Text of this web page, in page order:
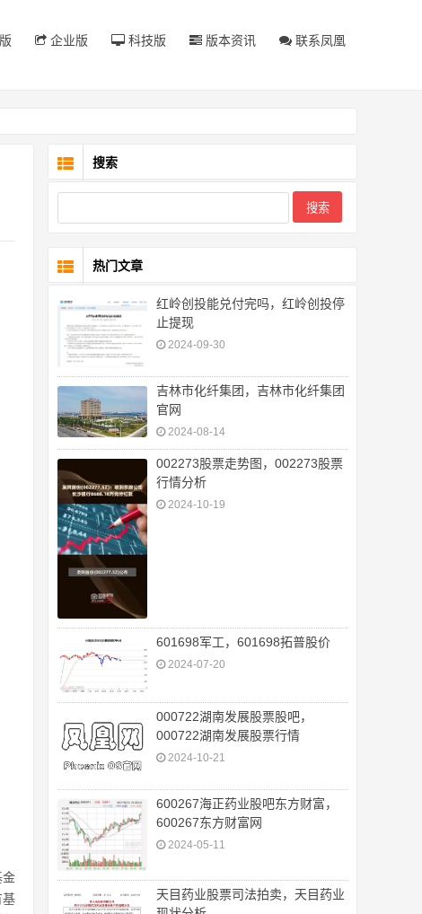
企业版 科技版 版本资讯 联系凤凰
金
基
搜索
热门文章
红岭创投能兑付完吗，红岭创投停
止提现
2024-09-30
吉林市化纤集团，吉林市化纤集团
官网
2024-08-14
002273股票走势图，002273股票
行情分析
2024-10-19
601698军工，601698拓普股价
2024-07-20
000722湖南发展股票股吧，
000722湖南发展股票行情
2024-10-21
600267海正药业股吧东方财富，
600267东方财富网
2024-05-11
天目药业股票司法拍卖，天目药业